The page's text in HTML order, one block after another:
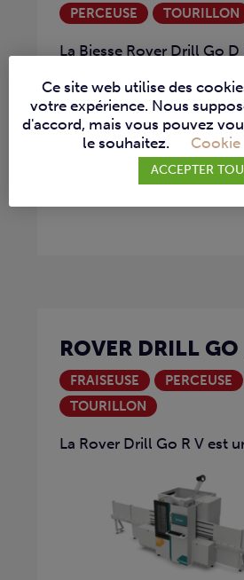
PERCEUSE TOURILLON
La Biesse Rover Drill Go D
ROVER DRILL GO
FRAISEUSE
PERCEUSE
TOURILLON
La Rover Drill Go R V est
Ce site web utilise des
votre expérience. Nous
d'accord, mais vous pouvez
le souhaitez.
Cookie
ACCEPTER